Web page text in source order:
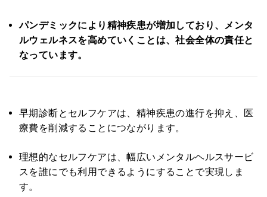
パンデミックにより精神疾患が増加しており、メンタ
ルウェルネスを高めていくことは、社会全体の責任と
なっています。
早期診断とセルフケアは、精神疾患の進行を抑え、医
療費を削減することにつながります。
理想的なセルフケアは、幅広いメンタルヘルスサービ
スを誰にでも利用できるようにすることで実現しま
す。